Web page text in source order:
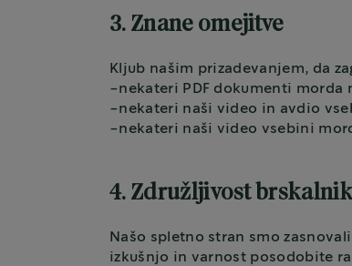
3. Znane omejitve
Kljub našim prizadevanjem, da
-nekateri PDF dokumenti morda
-nekateri naši video in avdio
-nekateri naši video vsebini
4. Združljivost
Našo spletno stran smo
izkušnjo in varnost posodobite